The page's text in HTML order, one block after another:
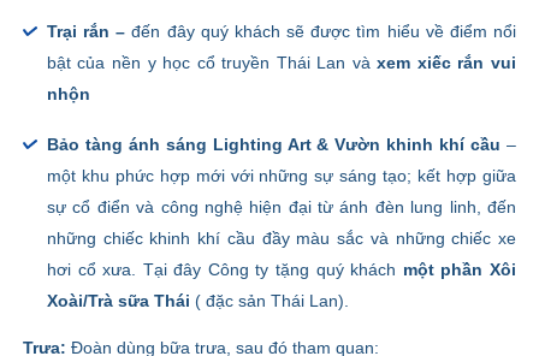
Trại rắn –đến đây quý khách sẽ được tìm hiểu về điểm nổi
bật của nền y học cổ truyền Thái Lan vàxem xiếc rắn vui
nhộn
Bảo tàng ánh sáng Lighting Art & Vườn khinh khí cầu –
một khu phức hợp mới với những sự sáng tạo; kết hợp giữa
sự cổ điển và công nghệ hiện đại từ ánh đèn lung linh, đến
những chiếc khinh khí cầu đầy màu sắc và những chiếc xe
hơi cổ xưa. Tại đây Công ty tặng quý khách một phần Xôi
Xoài/Trà sữa Thái ( đặc sản Thái Lan).
Trưa: Đoàn dùng bữa trưa, sau đó tham quan: